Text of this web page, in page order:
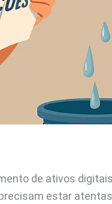
de ativos
estar